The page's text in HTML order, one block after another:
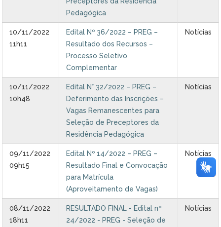
Pedagógica
10/11/2022
11h11
Edital Nº 36/2022 – PREG –
Resultado dos Recursos –
Processo Seletivo
Complementar
Notícias
10/11/2022
10h48
Edital N° 32/2022 – PREG –
Deferimento das Inscrições –
Vagas Remanescentes para
Seleção de Preceptores da
Residência Pedagógica
Notícias
09/11/2022
09h15
Edital Nº 14/2022 – PREG –
Resultado Final e Convocação
para Matrícula
(Aproveitamento de Vagas)
Notícias
08/11/2022
18h11
RESULTADO FINAL - Edital nº
24/2022 - PREG - Seleção de
Notícias